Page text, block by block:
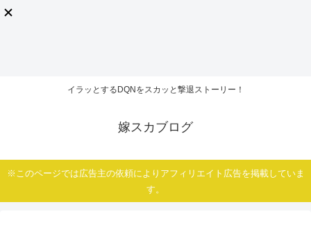
イラッとするDQNをスカッと撃退ストーリー！
嫁スカブログ
※このページでは広告主の依頼によりアフィリエイト広告を掲載していま
す。